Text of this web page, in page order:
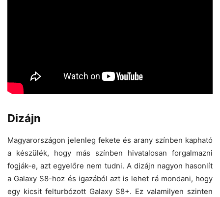
Dizájn
Magyarországon jelenleg fekete és arany színben kapható
a készülék, hogy más színben hivatalosan forgalmazni
fogják-e, azt egyelőre nem tudni. A dizájn nagyon hasonlít
a Galaxy S8-hoz és igazából azt is lehet rá mondani, hogy
egy kicsit felturbózott Galaxy S8+. Ez valamilyen szinten